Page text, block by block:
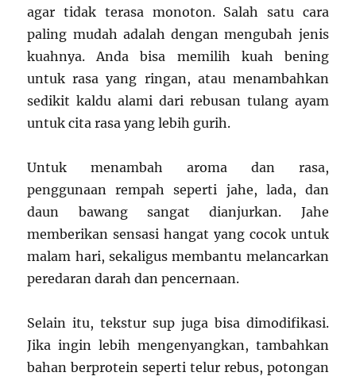
agar tidak terasa monoton. Salah satu cara
paling mudah adalah dengan mengubah jenis
kuahnya. Anda bisa memilih kuah bening
untuk rasa yang ringan, atau menambahkan
sedikit kaldu alami dari rebusan tulang ayam
untuk cita rasa yang lebih gurih.
Untuk menambah aroma dan rasa,
penggunaan rempah seperti jahe, lada, dan
daun bawang sangat dianjurkan. Jahe
memberikan sensasi hangat yang cocok untuk
malam hari, sekaligus membantu melancarkan
peredaran darah dan pencernaan.
Selain itu, tekstur sup juga bisa dimodifikasi.
Jika ingin lebih mengenyangkan, tambahkan
bahan berprotein seperti telur rebus, potongan